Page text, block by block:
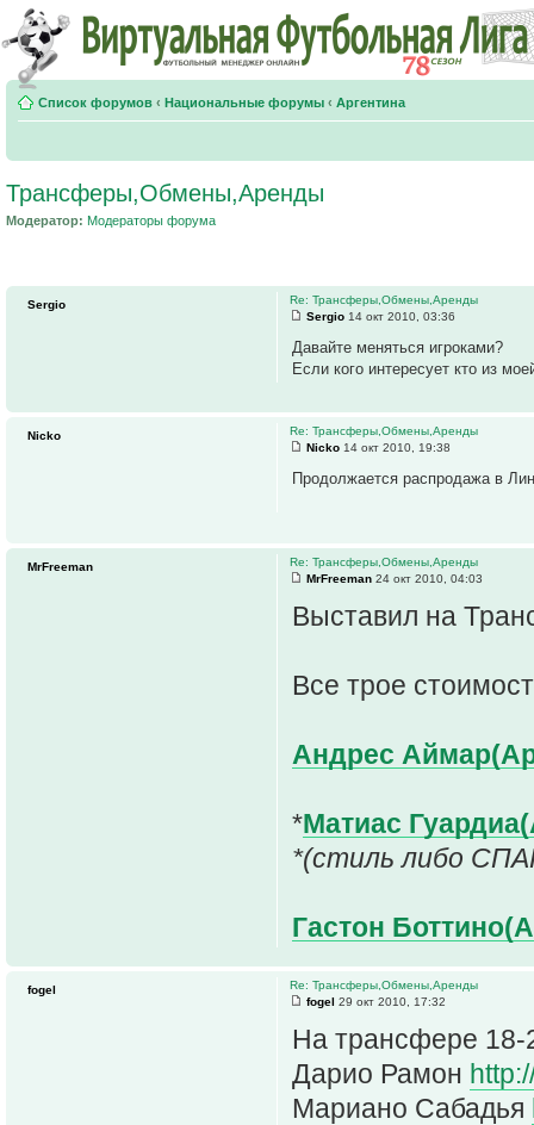
Список форумов ‹ Национальные форумы ‹ Аргентина
Трансферы,Обмены,Аренды
Модератор: Модераторы форума
Re: Трансферы,Обмены,Аренды
Sergio 14 окт 2010, 03:36
Давайте меняться игроками?
Если кого интересует кто из
Sergio
Re: Трансферы,Обмены,Аренды
Nicko 14 окт 2010, 19:38
Продолжается распродажа в
Nicko
Re: Трансферы,Обмены,Аренды
MrFreeman 24 окт 2010, 04:03
Выставил на
Все трое
Андрес
*Матиас
*(стиль либо
Гастон
MrFreeman
Re: Трансферы,Обмены,Аренды
fogel 29 окт 2010, 17:32
На трансфере 18-
Дарио Рамон
Мариано Сабадья
fogel